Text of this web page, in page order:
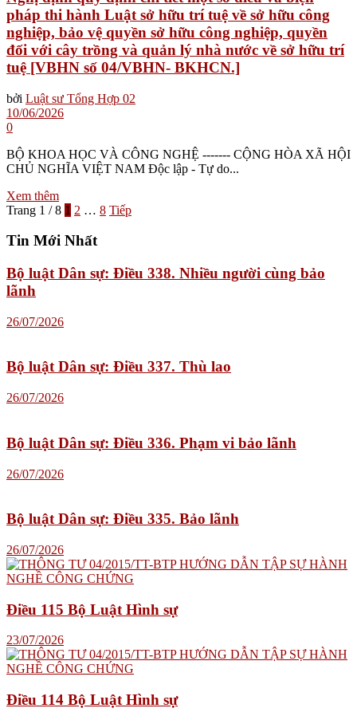
pháp thi hành Luật sở hữu trí tuệ về sở hữu công
nghiệp, bảo vệ quyền sở hữu công nghiệp, quyền
đối với cây trồng và quản lý nhà nước về sở hữu trí
tuệ [VBHN số 04/VBHN- BKHCN.]
bởi Luật sư Tổng Hợp 02
10/06/2026
0
BỘ KHOA HỌC VÀ CÔNG NGHỆ ------- CỘNG HÒA XÃ HỘI
CHỦ NGHĨA VIỆT NAM Độc lập - Tự do...
Xem thêm
Trang 1 / 8 1 2 … 8 Tiếp
Tin Mới Nhất
Bộ luật Dân sự: Điều 338. Nhiều người cùng bảo
lãnh
26/07/2026
Bộ luật Dân sự: Điều 337. Thù lao
26/07/2026
Bộ luật Dân sự: Điều 336. Phạm vi bảo lãnh
26/07/2026
Bộ luật Dân sự: Điều 335. Bảo lãnh
26/07/2026
Điều 115 Bộ Luật Hình sự
23/07/2026
Điều 114 Bộ Luật Hình sự